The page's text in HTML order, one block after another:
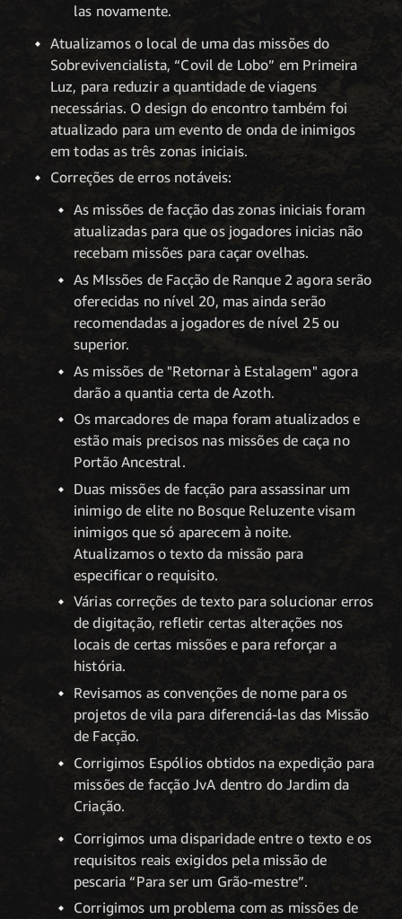
las novamente.
Atualizamos o local de uma das missões do
Sobrevivencialista, “Covil de Lobo” em Primeira
Luz, para reduzir a quantidade de viagens
necessárias. O design do encontro também foi
atualizado para um evento de onda de inimigos
em todas as três zonas iniciais.
Correções de erros notáveis:
As missões de facção das zonas iniciais foram
atualizadas para que os jogadores inicias não
recebam missões para caçar ovelhas.
As MIssões de Facção de Ranque 2 agora serão
oferecidas no nível 20, mas ainda serão
recomendadas a jogadores de nível 25 ou
superior.
As missões de "Retornar à Estalagem" agora
darão a quantia certa de Azoth.
Os marcadores de mapa foram atualizados e
estão mais precisos nas missões de caça no
Portão Ancestral.
Duas missões de facção para assassinar um
inimigo de elite no Bosque Reluzente visam
inimigos que só aparecem à noite.
Atualizamos o texto da missão para
especificar o requisito.
Várias correções de texto para solucionar erros
de digitação, refletir certas alterações nos
locais de certas missões e para reforçar a
história.
Revisamos as convenções de nome para os
projetos de vila para diferenciá-las das Missão
de Facção.
Corrigimos Espólios obtidos na expedição para
missões de facção JvA dentro do Jardim da
Criação.
Corrigimos uma disparidade entre o texto e os
requisitos reais exigidos pela missão de
pescaria “Para ser um Grão-mestre”.
Corrigimos um problema com as missões de